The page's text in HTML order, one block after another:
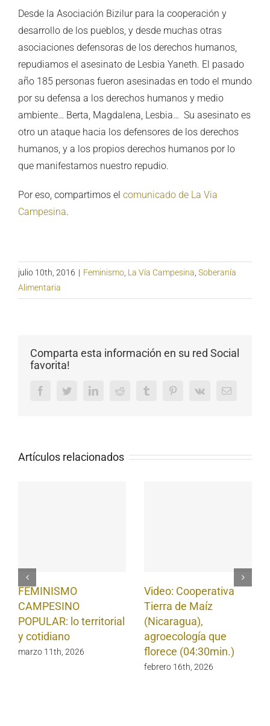
Desde la Asociación Bizilur para la cooperación y
desarrollo de los pueblos, y desde muchas otras
asociaciones defensoras de los derechos humanos,
repudiamos el asesinato de Lesbia Yaneth. El pasado
año 185 personas fueron asesinadas en todo el mundo
por su defensa a los derechos humanos y medio
ambiente… Berta, Magdalena, Lesbia… Su asesinato es
otro un ataque hacia los defensores de los derechos
humanos, y a los propios derechos humanos por lo
que manifestamos nuestro repudio.
Por eso, compartimos el comunicado de La Via
Campesina.
julio 10th, 2016 | Feminismo La Vía Campesina Soberanía
Alimentaria
Comparta esta información en su red Social
favorita!
FacebookTwitterLinkedInReddit Tumblr PinterestVk Email
Artículos relacionados
FEMINISMO
CAMPESINO
POPULAR: lo territorial
y cotidiano
marzo 11th, 2026
Video: Cooperativa
Tierra de Maíz
(Nicaragua),
agroecología que
florece (04:30min.)
febrero 16th, 2026